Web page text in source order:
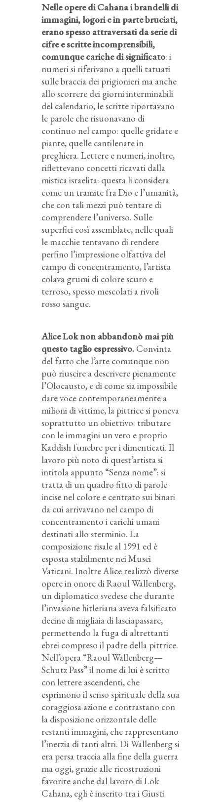
Nelle opere di Cahana i brandelli di
immagini, logori e in parte bruciati,
erano spesso attraversati da serie di
cifre e scritte incomprensibili,
comunque cariche di significato: i
numeri si riferivano a quelli tatuati
sulle braccia dei prigionieri ma anche
allo scorrere dei giorni interminabili
del calendario, le scritte riportavano
le parole che risuonavano di
continuo nel campo: quelle gridate e
piante, quelle cantilenate in
preghiera. Lettere e numeri, inoltre,
riflettevano concetti ricavati dalla
mistica israelita: questa li considera
come un tramite fra Dio e l’umanità,
che con tali mezzi può tentare di
comprendere l’universo. Sulle
superfici così assemblate, nelle quali
le macchie tentavano di rendere
perfino l’impressione olfattiva del
campo di concentramento, l’artista
colava grumi di colore scuro e
terroso, spesso mescolati a rivoli
rosso sangue.
Alice Lok non abbandonò mai più
questo taglio espressivo. Convinta
del fatto che l’arte comunque non
può riuscire a descrivere pienamente
l’Olocausto, e di come sia impossibile
dare voce contemporaneamente a
milioni di vittime, la pittrice si poneva
soprattutto un obiettivo: tributare
con le immagini un vero e proprio
Kaddish funebre per i dimenticati. Il
lavoro più noto di quest’artista si
intitola appunto “Senza nome”: si
tratta di un quadro fitto di parole
incise nel colore e centrato sui binari
da cui arrivavano nel campo di
concentramento i carichi umani
destinati allo sterminio. La
composizione risale al 1991 ed è
esposta stabilmente nei Musei
Vaticani. Inoltre Alice realizzò diverse
opere in onore di Raoul Wallenberg,
un diplomatico svedese che durante
l’invasione hitleriana aveva falsificato
decine di migliaia di lasciapassare,
permettendo la fuga di altrettanti
ebrei compreso il padre della pittrice.
Nell’opera “Raoul Wallenberg—
Schutz Pass” il nome di lui è scritto
con lettere ascendenti, che
esprimono il senso spirituale della sua
coraggiosa azione e contrastano con
la disposizione orizzontale delle
restanti immagini, che rappresentano
l’inerzia di tanti altri. Di Wallenberg si
era persa traccia alla fine della guerra
ma oggi, grazie alle ricostruzioni
favorite anche dal lavoro di Lok
Cahana, egli è inserito tra i Giusti